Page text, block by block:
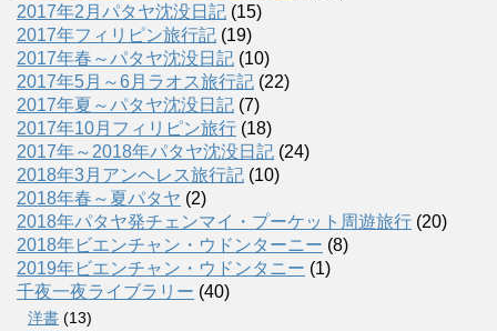
2017年2月パタヤ沈没日記 (15)
2017年フィリピン旅行記 (19)
2017年春～パタヤ沈没日記 (10)
2017年5月～6月ラオス旅行記 (22)
2017年夏～パタヤ沈没日記 (7)
2017年10月フィリピン旅行 (18)
2017年～2018年パタヤ沈没日記 (24)
2018年3月アンヘレス旅行記 (10)
2018年春～夏パタヤ (2)
2018年パタヤ発チェンマイ・プーケット周遊旅行 (20)
2018年ビエンチャン・ウドンターニー (8)
2019年ビエンチャン・ウドンタニー (1)
千夜一夜ライブラリー (40)
洋書 (13)